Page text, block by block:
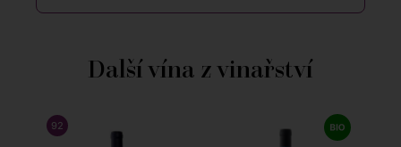
Další vína z vinařství
92